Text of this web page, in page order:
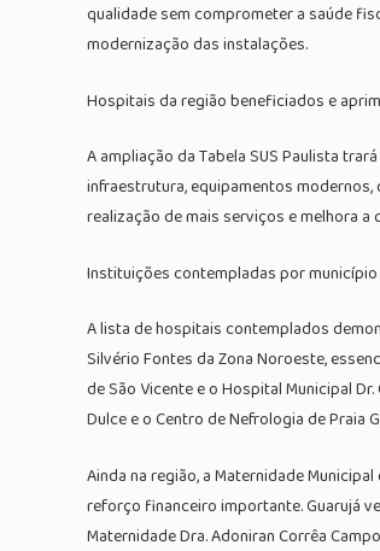
qualidade sem comprometer a saúde
modernização das instalações.
Hospitais da região beneficiados e
A ampliação da Tabela SUS Paulista
infraestrutura, equipamentos
realização de mais serviços e melhora
Instituições contempladas por município
A lista de hospitais contemplados
Silvério Fontes da Zona Noroeste,
de São Vicente e o Hospital Municipal
Dulce e o Centro de Nefrologia de
Ainda na região, a Maternidade
reforço financeiro importante. Guarujá
Maternidade Dra. Adoniran Corrêa